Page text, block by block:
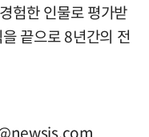
험한 인물로 평가받
끝으로 8년간의 전